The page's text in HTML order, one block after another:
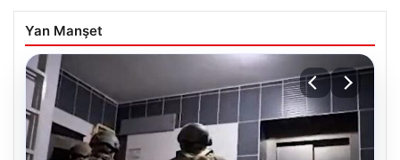
Yan Manşet